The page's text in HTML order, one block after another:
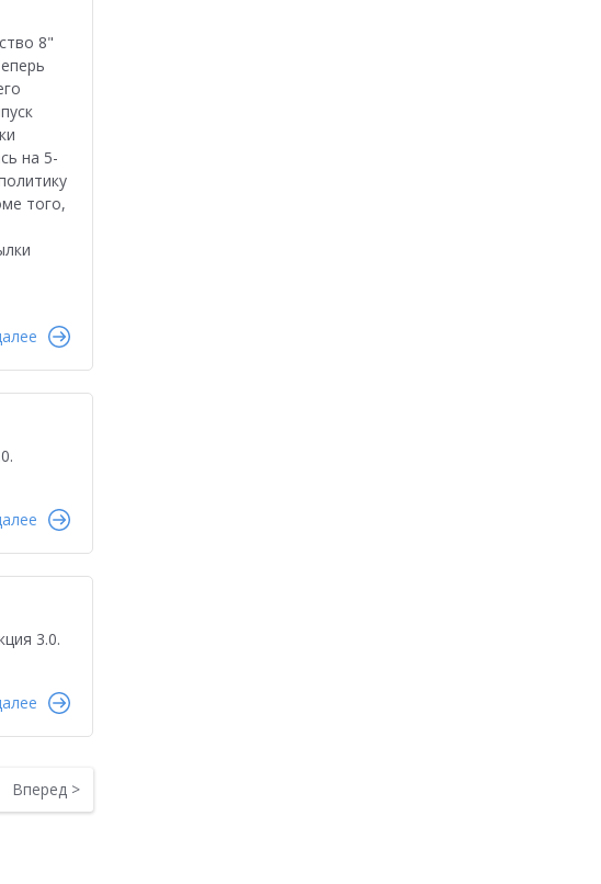
8"
на 5-
того,
3.0.
Вперед >